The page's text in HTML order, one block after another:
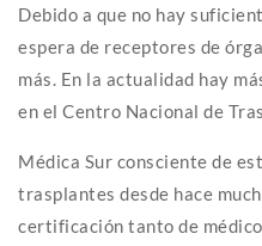
Debido a que no hay
espera de receptores de
más. En la actualidad hay
en el Centro Nacional de
Médica Sur consciente de
trasplantes desde hace
certificación tanto de